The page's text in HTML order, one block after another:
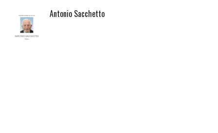
Antonio Sacchetto